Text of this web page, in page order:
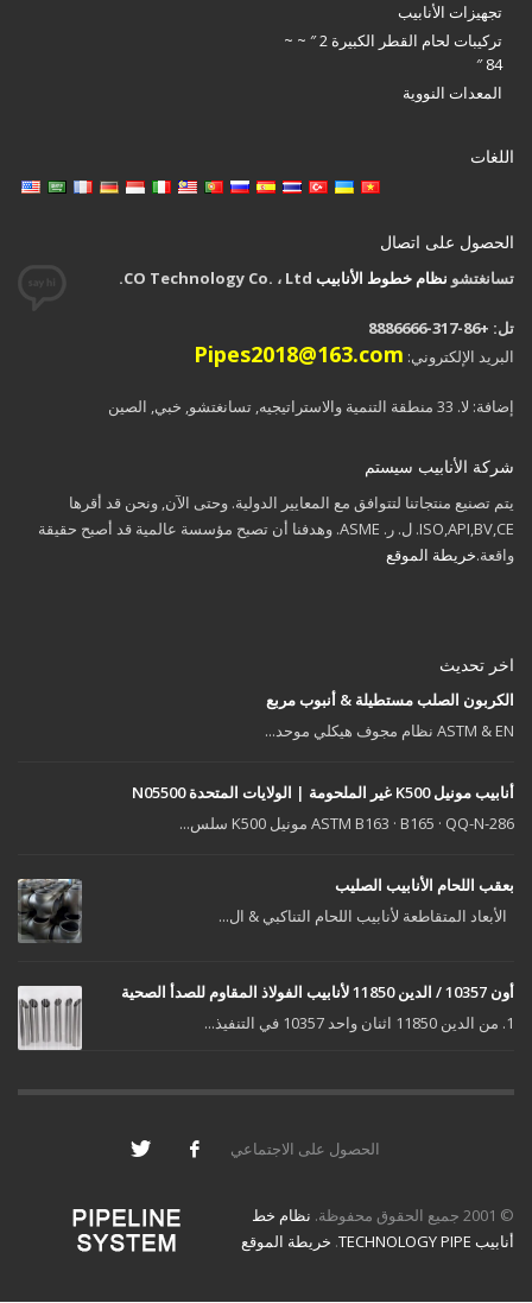
تجهيزات الأنابيب
تركيبات لحام القطر الكبيرة 2 ″ ~ ~
84 ″
المعدات النووية
اللغات
الحصول على اتصال
تسانغتشو نظام خطوط الأنابيب
تل: +86-317-8886666
البريد الإلكتروني: Pipes2018@163.com
إضافة: لا. 33 منطقة التنمية والاستراتیجیه, تسانغتشو, خبي, الصين
شركة الأنابيب سيستم
يتم تصنيع منتجاتنا لتتوافق مع المعايير الدولية. وحتى الآن, ونحن قد أقرها
ISO,API,BV,CE. ل. ر. ASME. وهدفنا أن تصبح مؤسسة عالمية قد أصبح حقيقة
واقعة.خريطة الموقع
اخر تحديث
الكربون الصلب مستطيلة & أنبوب مربع
ASTM & EN نظام مجوف هيكلي موحد...
أنابيب مونيل K500 غير الملحومة | الولايات المتحدة N05500
ASTM B163 · B165 · QQ-N-286 مونيل K500 سلس...
بعقب اللحام الأنابيب الصليب
الأبعاد المتقاطعة لأنابيب اللحام التناكبي & ال...
أون 10357 / الدين 11850 لأنابيب الفولاذ المقاوم للصدأ الصحية
1. من الدين 11850 اثنان واحد 10357 في التنفيذ...
الحصول على الاجتماعي
© 2001 جميع الحقوق محفوظة.
نظام خط
أنابيب TECHNOLOGY PIPE
. خريطة الموقع